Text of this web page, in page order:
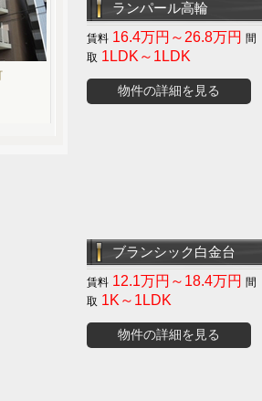
ランパール高輪
16.4万円～26.8万円
1LDK～1LDK
物件の詳細を見る
ブランシック白金台
12.1万円～18.4万円
1K～1LDK
物件の詳細を見る